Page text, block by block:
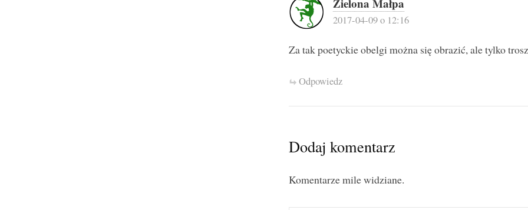
Zielona Małpa
2017-04-09 o 12:16
Za tak poetyckie obelgi można się obrazić, ale tylko
Odpowiedz
Dodaj komentarz
Komentarze mile widziane.